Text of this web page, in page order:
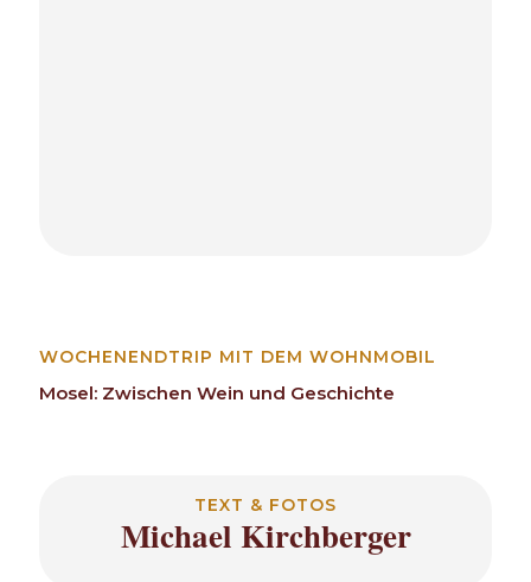
WOCHENENDTRIP MIT DEM WOHNMOBIL
Mosel: Zwischen Wein und Geschichte
TEXT & FOTOS
Michael Kirchberger